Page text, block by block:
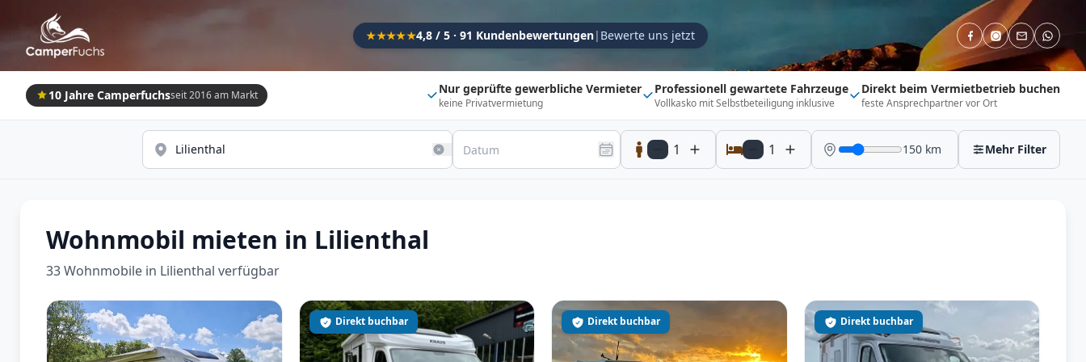
★★★★★4,8 / 5 · 91 Kundenbewertungen| Bewerte uns jetzt
10 Jahre Camperfuchsseit 2016 am Markt Nur geprüfte gewerbliche Vermieter
keine Privatvermietung
Professionell gewartete Fahrzeuge
Vollkasko mit Selbstbeteiligung inklusive
Direkt beim Vermietbetrieb buchen
feste Ansprechpartner vor Ort
1 1 150 km Mehr Filter
Sitzplätze 1
Schlafplätze 1
Flexibel (±3 Tage)
Teil-Integriert Wohnwagen
Wohnmobil mieten in Lilienthal
33 Wohnmobile in Lilienthal verfügbar
Direkt buchbar Direkt buchbar Direkt buchbar